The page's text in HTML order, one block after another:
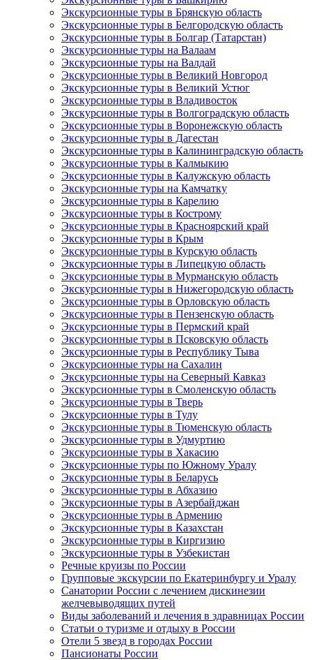
Экскурсионные туры в Брянскую область
Экскурсионные туры в Белгородскую область
Экскурсионные туры в Болгар (Татарстан)
Экскурсионные туры на Валаам
Экскурсионные туры на Валдай
Экскурсионные туры в Великий Новгород
Экскурсионные туры в Великий Устюг
Экскурсионные туры в Владивосток
Экскурсионные туры в Волгоградскую область
Экскурсионные туры в Воронежскую область
Экскурсионные туры в Дагестан
Экскурсионные туры в Калининградскую область
Экскурсионные туры в Калмыкию
Экскурсионные туры в Калужскую область
Экскурсионные туры на Камчатку
Экскурсионные туры в Карелию
Экскурсионные туры в Кострому
Экскурсионные туры в Красноярский край
Экскурсионные туры в Крым
Экскурсионные туры в Курскую область
Экскурсионные туры в Липецкую область
Экскурсионные туры в Мурманскую область
Экскурсионные туры в Нижегородскую область
Экскурсионные туры в Орловскую область
Экскурсионные туры в Пензенскую область
Экскурсионные туры в Пермский край
Экскурсионные туры в Псковскую область
Экскурсионные туры в Республику Тыва
Экскурсионные туры на Сахалин
Экскурсионные туры на Северный Кавказ
Экскурсионные туры в Смоленскую область
Экскурсионные туры в Тверь
Экскурсионные туры в Тулу
Экскурсионные туры в Тюменскую область
Экскурсионные туры в Удмуртию
Экскурсионные туры в Хакасию
Экскурсионные туры по Южному Уралу
Экскурсионные туры в Беларусь
Экскурсионные туры в Абхазию
Экскурсионные туры в Азербайджан
Экскурсионные туры в Армению
Экскурсионные туры в Казахстан
Экскурсионные туры в Киргизию
Экскурсионные туры в Узбекистан
Речные круизы по России
Групповые экскурсии по Екатеринбургу и Уралу
Санатории России с лечением дискинезии
желчевыводящих путей
Виды заболеваний и лечения в здравницах России
Статьи о туризме и отдыху в России
Отели 5 звезд в городах России
Пансионаты России